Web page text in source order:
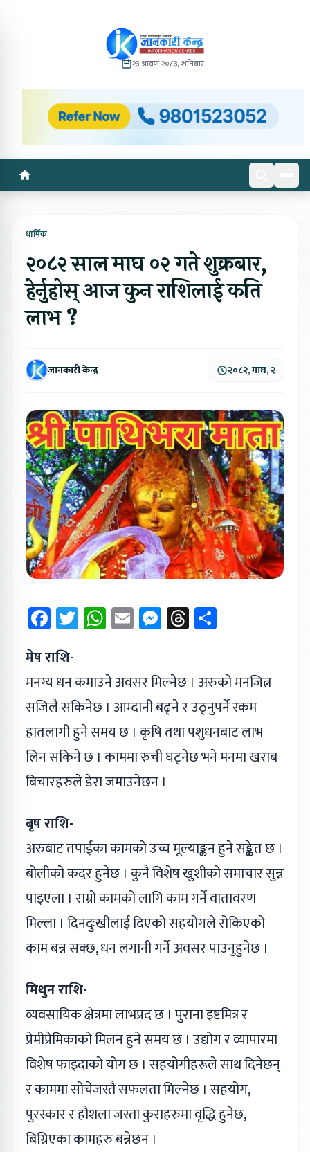
२३ श्रावण २०८३, शनिबार
धार्मिक
२०८२ साल माघ ०२ गते शुक्रबार,
हेर्नुहोस् आज कुन राशिलाई कति
लाभ ?
जानकारी केन्द्र २०८२, माघ, २
Facebook
Twitter
WhatsApp
EmailMessenger
Threads
मेष राशि-
मनग्य धन कमाउने अवसर मिल्नेछ । अरुको मनजित्न
सजिलै सकिनेछ । आम्दानी बढ्‌ने र उठ्नुपर्ने रकम
हातलागी हुने समय छ । कृषि तथा पशुधनबाट लाभ
लिन सकिने छ । काममा रुची घट्नेछ भने मनमा खराब
बिचारहरुले डेरा जमाउनेछन ।
बृष राशि-
अरुबाट तपाईंका कामको उच्च मूल्याङ्कन हुने सङ्केत छ ।
बोलीको कदर हुनेछ । कुनै विशेष खुशीको समाचार सुन्न
पाइएला । राम्रो कामको लागि काम गर्ने वातावरण
मिल्ला । दिनदुःखीलाई दिएको सहयोगले रोकिएको
काम बन्न सक्छ, धन लगानी गर्ने अवसर पाउनुहुनेछ ।
मिथुन राशि-
व्यवसायिक क्षेत्रमा लाभप्रद छ । पुराना इष्टमित्र र
प्रेमीप्रेमिकाको मिलन हुने समय छ । उ‌द्योग र व्यापारमा
विशेष फाइदाको योग छ । सहयोगीहरूले साथ दिनेछन्
र काममा सोचेजस्तै सफलता मिल्नेछ । सहयोग,
पुरस्कार र हौशला जस्ता कुराहरुमा वृद्धि हुनेछ,
बिग्रिएका कामहरु बन्नेछन ।